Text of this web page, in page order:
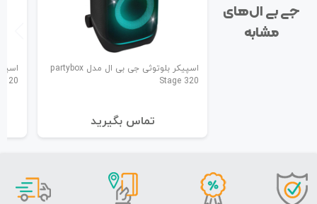
جی بی ال‌های
مشابه
اسپیکر بلوتوثی جی بی ال مدل partybox
Stage 320
تماس بگیرید
120